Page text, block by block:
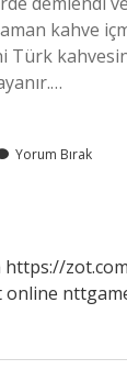
kahve
Türk
Yorum Bırak
https://
online